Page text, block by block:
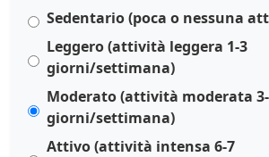
Sedentario (poca o nessuna
Leggero (attività leggera 1-3
giorni/settimana)
Moderato (attività moderata
giorni/settimana)
Attivo (attività intensa 6-7